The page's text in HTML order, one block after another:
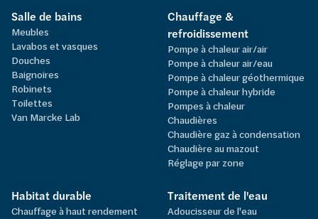
Salle de bains
Meubles
Lavabos et vasques
Douches
Baignoires
Robinets
Toilettes
Van Marcke Lab
Chauffage &
refroidissement
Pompe à chaleur air/air
Pompe à chaleur air/eau
Pompe à chaleur géothermique
Pompe à chaleur hybride
Pompes à chaleur
Chaudières
Chaudière gaz à condensation
Chaudière au mazout
Réglage par zone
Habitat durable
Chauffage à haut rendement
Traitement de l'eau
Adoucisseur de l'eau